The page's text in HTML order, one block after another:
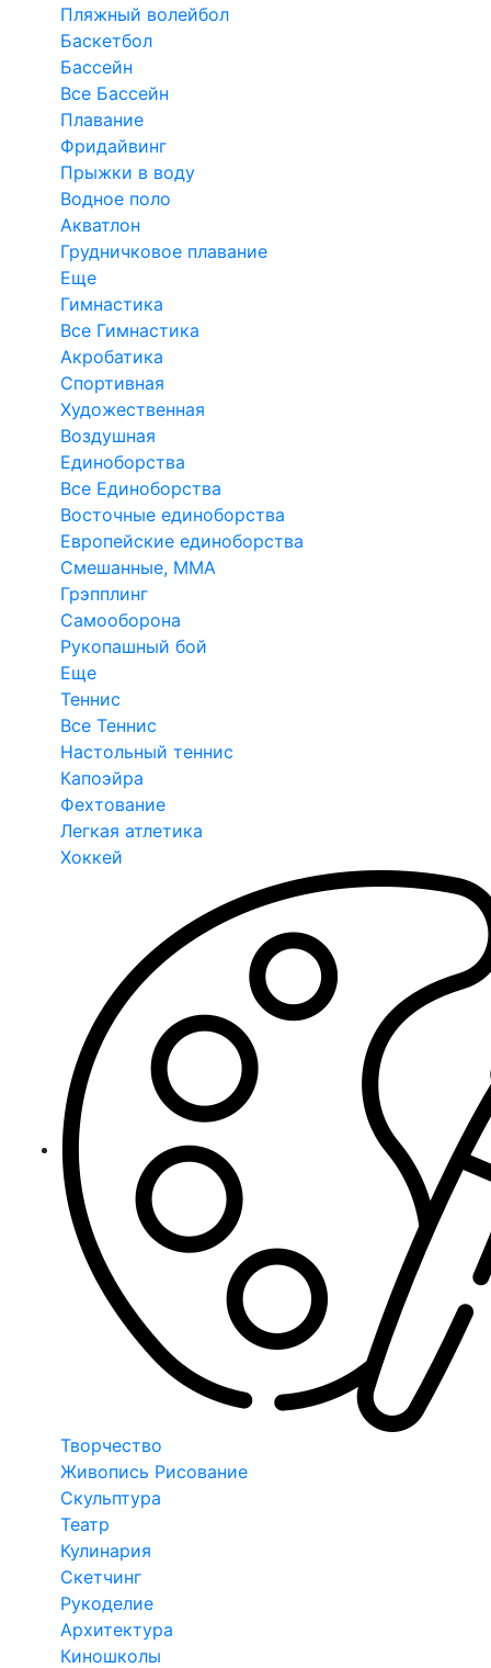
Пляжный волейбол
Баскетбол
Бассейн
Все Бассейн
Плавание
Фридайвинг
Прыжки в воду
Водное поло
Акватлон
Грудничковое плавание
Еще
Гимнастика
Все Гимнастика
Акробатика
Спортивная
Художественная
Воздушная
Единоборства
Все Единоборства
Восточные единоборства
Европейские единоборства
Смешанные, ММА
Грэпплинг
Самооборона
Рукопашный бой
Еще
Теннис
Все Теннис
Настольный теннис
Капоэйра
Фехтование
Легкая атлетика
Хоккей
Творчество
Живопись Рисование
Скульптура
Театр
Кулинария
Скетчинг
Рукоделие
Архитектура
Киношколы